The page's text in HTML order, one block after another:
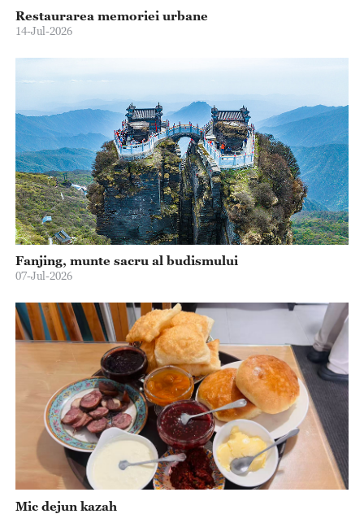
Restaurarea memoriei urbane
14-Jul-2026
Fanjing, munte sacru al budismului
07-Jul-2026
Mic dejun kazah